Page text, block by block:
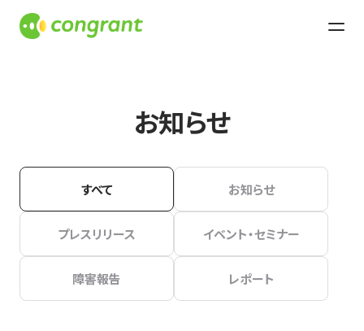
お知らせ
すべて お知らせ
プレスリリース イベント・セミナー
障害報告 レポート